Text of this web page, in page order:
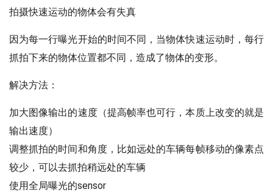
拍摄快速运动的物体会有失真
因为每一行曝光开始的时间不同，当物体快速运动时，每行
抓拍下来的物体位置都不同，造成了物体的变形。
解决方法：
加大图像输出的速度（提高帧率也可行，本质上改变的就是
输出速度）
调整抓拍的时间和角度，比如远处的车辆每帧移动的像素点
较少，可以去抓拍稍远处的车辆
使用全局曝光的sensor